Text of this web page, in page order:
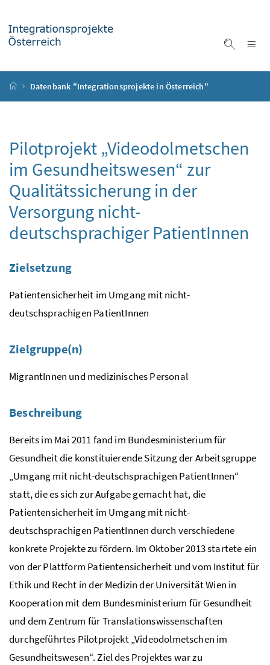
Startseite
Datenbank "Integrationsprojekte in Österreich"
Pilotprojekt „Videodolmetschen
im Gesundheitswesen“ zur
Qualitätssicherung in der
Versorgung nicht-
deutschsprachiger PatientInnen
Zielsetzung
Patientensicherheit im Umgang mit nicht-
deutschsprachigen PatientInnen
Zielgruppe(n)
MigrantInnen und medizinisches Personal
Beschreibung
Bereits im Mai 2011 fand im Bundesministerium für
Gesundheit die konstituierende Sitzung der Arbeitsgruppe
„Umgang mit nicht-deutschsprachigen PatientInnen“
statt, die es sich zur Aufgabe gemacht hat, die
Patientensicherheit im Umgang mit nicht-
deutschsprachigen PatientInnen durch verschiedene
konkrete Projekte zu fördern. Im Oktober 2013 startete ein
von der Plattform Patientensicherheit und vom Institut für
Ethik und Recht in der Medizin der Universität Wien in
Kooperation mit dem Bundesministerium für Gesundheit
und dem Zentrum für Translationswissenschaften
durchgeführtes Pilotprojekt „Videodolmetschen im
Gesundheitswesen“. Ziel des Projektes war zu